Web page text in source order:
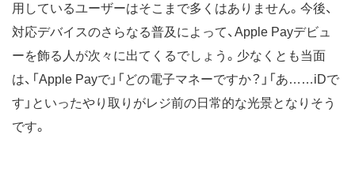
用しているユーザーはそこまで多くはありません。今後、
対応デバイスのさらなる普及によって、Apple Payデビュ
ーを飾る人が次々に出てくるでしょう。少なくとも当面
は、「Apple Payで」「どの電子マネーですか？」「あ……iDで
す」といったやり取りがレジ前の日常的な光景となりそう
です。